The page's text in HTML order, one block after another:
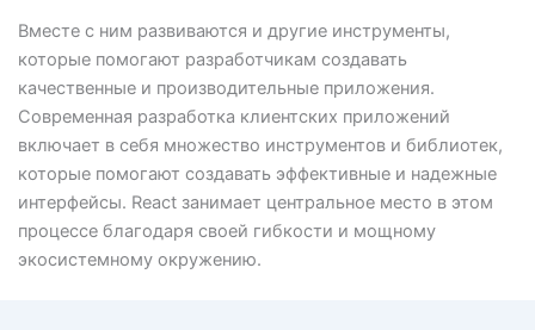
Вместе с ним развиваются и другие инструменты,
которые помогают разработчикам создавать
качественные и производительные приложения.
Современная разработка клиентских приложений
включает в себя множество инструментов и библиотек,
которые помогают создавать эффективные и надежные
интерфейсы. React занимает центральное место в этом
процессе благодаря своей гибкости и мощному
экосистемному окружению.